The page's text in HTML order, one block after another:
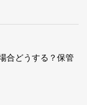
合どうする？保管